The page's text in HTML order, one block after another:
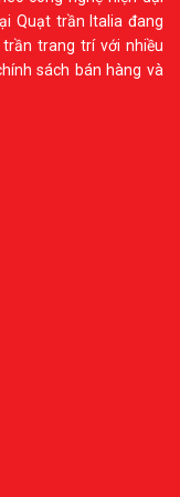
hơn so với các
sử dụng trong
căn hộ nhỏ
tối đa diện tích
cách thiết kế,
nhấn thẩm mỹ
không chỉ đóng
của từng gia
Quạt trần Italia đang
trang trí với nhiều
sách bán hàng và